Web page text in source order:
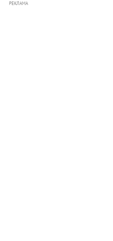
РЕКЛАМА